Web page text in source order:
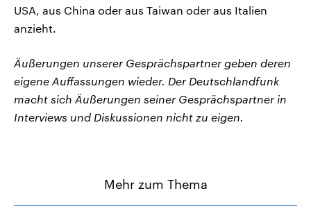
USA, aus China oder aus Taiwan oder aus Italien
anzieht.
Äußerungen unserer Gesprächspartner geben deren
eigene Auffassungen wieder. Der Deutschlandfunk
macht sich Äußerungen seiner Gesprächspartner in
Interviews und Diskussionen nicht zu eigen.
Mehr zum Thema